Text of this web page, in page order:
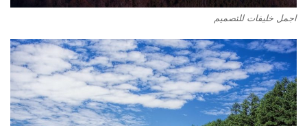
اجمل خليفات للتصميم